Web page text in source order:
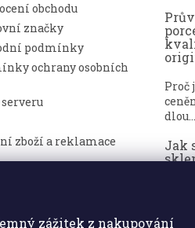
zážitek z nakupování
obchodu
značky
podmínky
ochrany osobních
zboží a reklamace
Proč
dlou...
Jak